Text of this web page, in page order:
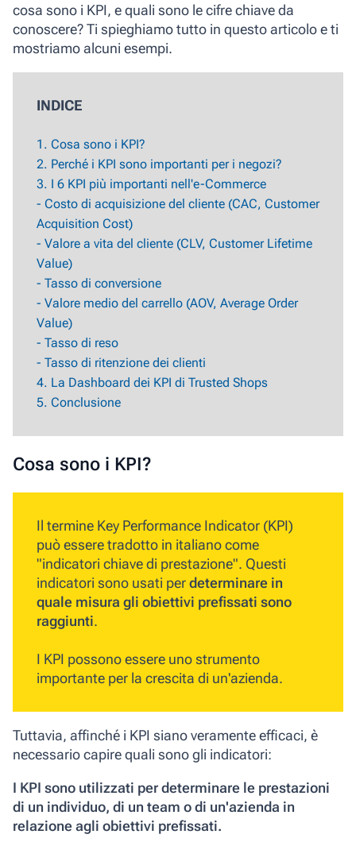
cosa sono i KPI, e quali sono le cifre chiave da
conoscere? Ti spieghiamo tutto in questo articolo e ti
mostriamo alcuni esempi.
INDICE
1. Cosa sono i KPI?
2. Perché i KPI sono importanti per i negozi?
3. I 6 KPI più importanti nell'e-Commerce
- Costo di acquisizione del cliente (CAC, Customer
Acquisition Cost)
- Valore a vita del cliente (CLV, Customer Lifetime
Value)
- Tasso di conversione
- Valore medio del carrello (AOV, Average Order
Value)
- Tasso di reso
- Tasso di ritenzione dei clienti
4. La Dashboard dei KPI di Trusted Shops
5. Conclusione
Cosa sono i KPI?
Il termine Key Performance Indicator (KPI)
può essere tradotto in italiano come
"indicatori chiave di prestazione". Questi
indicatori sono usati perdeterminare in
quale misura gli obiettivi prefissati sono
raggiunti.
I KPI possono essere uno strumento
importante per la crescita di un'azienda.
Tuttavia, affinché i KPI siano veramente efficaci, è
necessario capire quali sono gli indicatori:
I KPI sono utilizzati per determinare le prestazioni
di un individuo, di un team o di un'azienda in
relazione agli obiettivi prefissati.